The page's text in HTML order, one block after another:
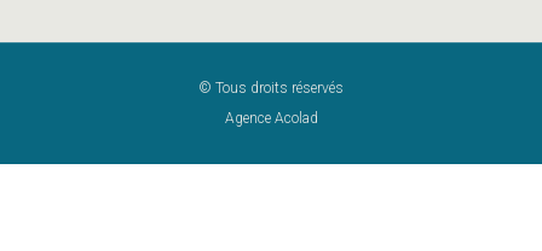
© Tous droits réservés
Agence Acolad